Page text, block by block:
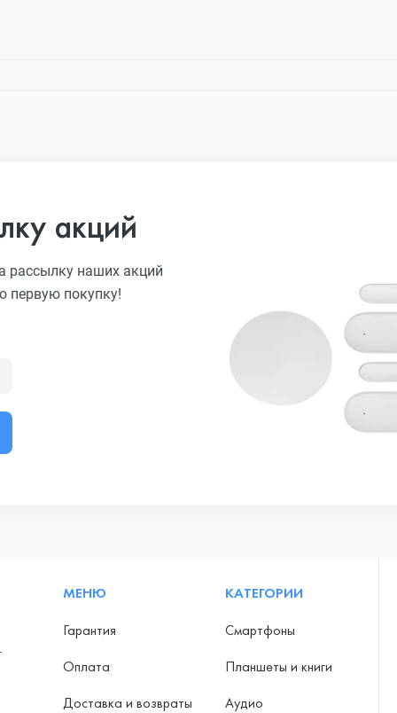
акций
рассылку наших акций
первую покупку!
МЕНЮ
Гарантия
Оплата
Доставка и возвраты
КАТЕГОРИИ
Смартфоны
Планшеты и книги
Аудио